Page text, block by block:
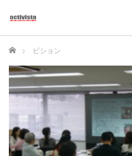
ホーム ビション